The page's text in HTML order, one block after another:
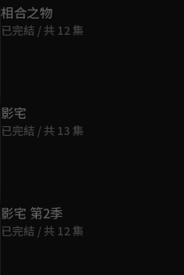
相合之物
已完結 / 共 12 集
影宅
已完結 / 共 13 集
影宅 第2季
已完結 / 共 12 集